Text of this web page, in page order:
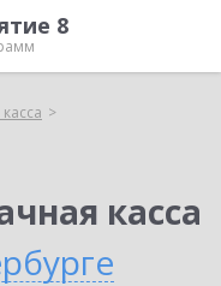
8
касса